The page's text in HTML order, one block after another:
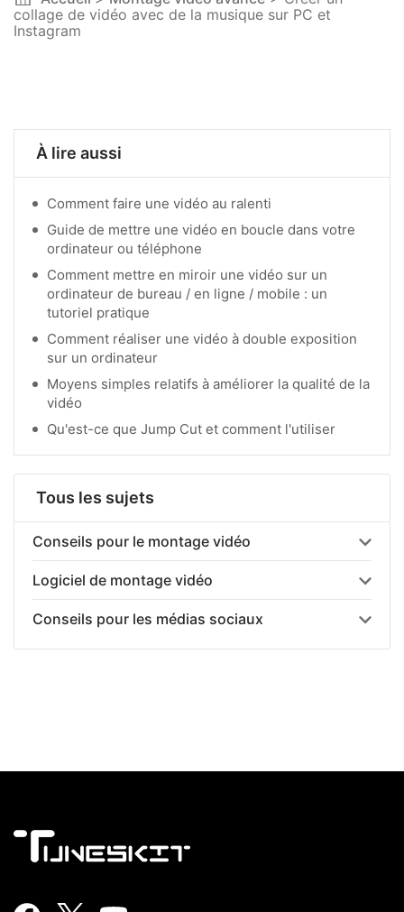
À lire aussi
Comment faire une vidéo au ralenti
Guide de mettre une vidéo en boucle dans votre
ordinateur ou téléphone
Comment mettre en miroir une vidéo sur un
ordinateur de bureau / en ligne / mobile : un
tutoriel pratique
Comment réaliser une vidéo à double exposition
sur un ordinateur
Moyens simples relatifs à améliorer la qualité de la
vidéo
Qu'est-ce que Jump Cut et comment l'utiliser
Tous les sujets
Conseils pour le montage vidéo
Logiciel de montage vidéo
Conseils pour les médias sociaux
collage de vidéo avec de la musique sur PC et
Instagram